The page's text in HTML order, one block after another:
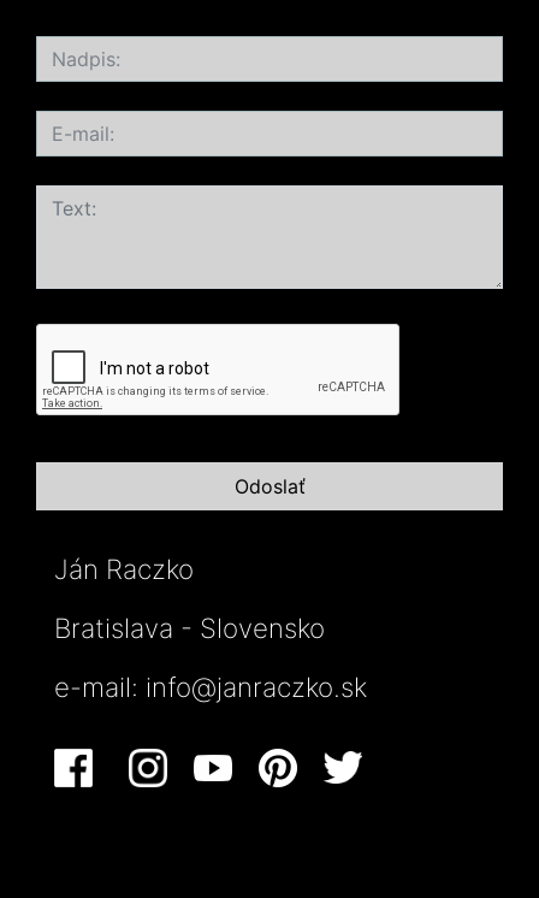
Ján Raczko
Bratislava - Slovensko
e-mail: info@janraczko.sk